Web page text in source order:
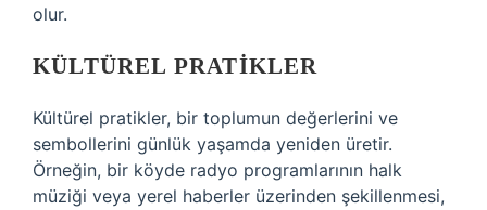
olur.
KÜLTÜREL PRATIKLER
Kültürel pratikler, bir toplumun değerlerini ve
sembollerini günlük yaşamda yeniden üretir.
Örneğin, bir köyde radyo programlarının halk
müziği veya yerel haberler üzerinden şekillenmesi,